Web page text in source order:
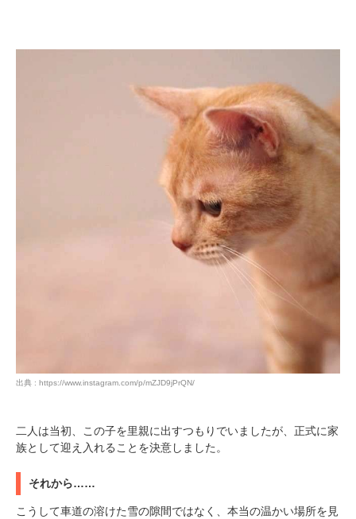
出典 : https://www.instagram.com/p/mZJD9jPrQN/
二人は当初、この子を里親に出すつもりでいましたが、正式に家
族として迎え入れることを決意しました。
それから……
こうして車道の溶けた雪の隙間ではなく、本当の温かい場所を見
PECOアプリをダウンロード済みの方